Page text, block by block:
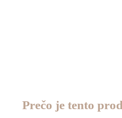
Prečo je tento